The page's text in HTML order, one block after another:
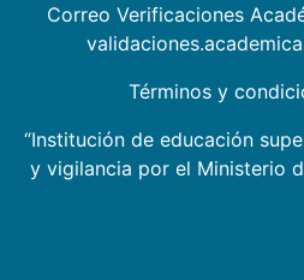
Correo Verificaciones
Términos y
“Institución de educación
y vigilancia por el Ministerio